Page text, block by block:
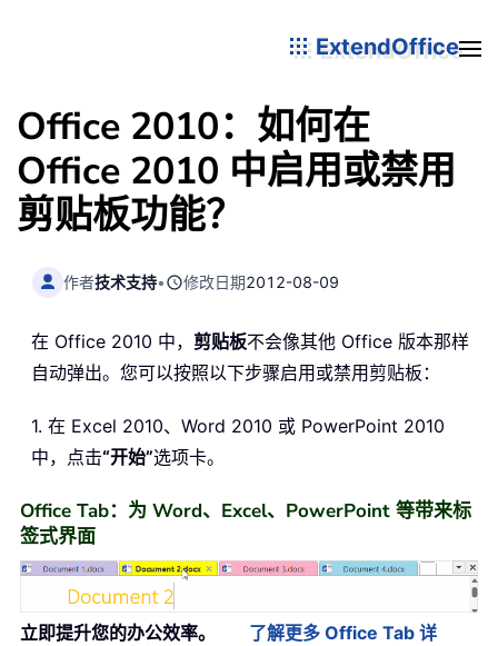
ExtendOffice
Office 2010：如何在
Office 2010 中启用或禁用
剪贴板功能？
作者技术支持• 修改日期2012-08-09
在 Office 2010 中， 剪贴板不会像其他 Office 版本那样
自动弹出。您可以按照以下步骤启用或禁用剪贴板：
1. 在 Excel 2010、Word 2010 或 PowerPoint 2010
中，点击“开始”选项卡。
Office Tab：为 Word、Excel、PowerPoint 等带来标
签式界面
立即提升您的办公效率。
了解更多 Office Tab 详